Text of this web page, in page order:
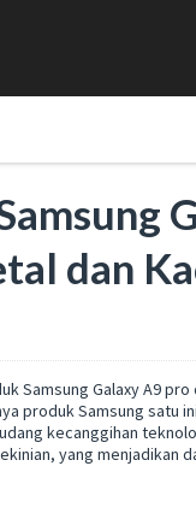
dan
Samsung Galaxy A9
produk Samsung satu
kecanggihan
yang menjadikan